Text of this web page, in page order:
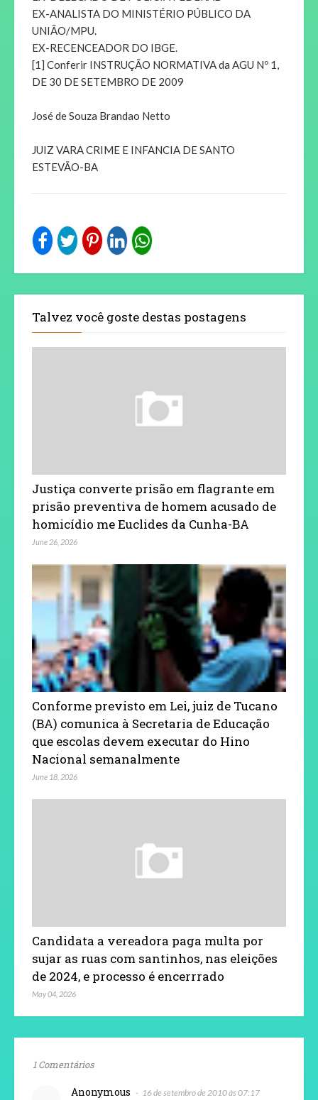
EX-ANALISTA DO MINISTÉRIO PÚBLICO DA
UNIÃO/MPU.
EX-RECENCEADOR DO IBGE.
[1] Conferir INSTRUÇÃO NORMATIVA da AGU Nº 1,
DE 30 DE SETEMBRO DE 2009
José de Souza Brandao Netto
JUIZ VARA CRIME E INFANCIA DE SANTO
ESTEVÃO-BA
Talvez você goste destas postagens
Justiça converte prisão em flagrante em
prisão preventiva de homem acusado de
homicídio me Euclides da Cunha-BA
June 26, 2026
Conforme previsto em Lei, juiz de Tucano
(BA) comunica à Secretaria de Educação
que escolas devem executar do Hino
Nacional semanalmente
June 18, 2026
Candidata a vereadora paga multa por
sujar as ruas com santinhos, nas eleições
de 2024, e processo é encerrrado
May 04, 2026
1 Comentários
Anonymous 16 de setembro de 2010 às 07:17